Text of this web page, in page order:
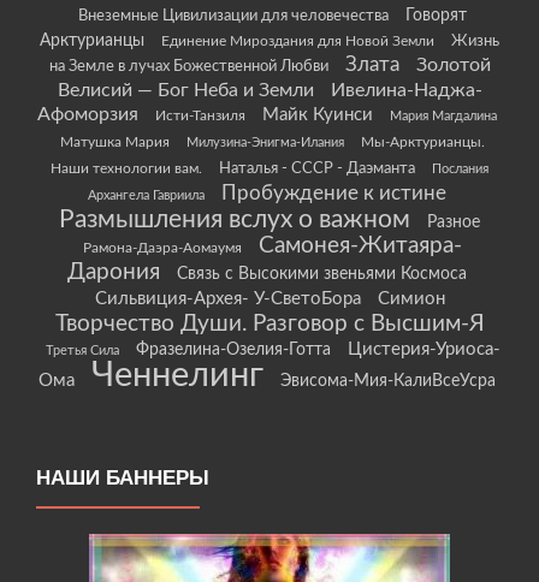
Внеземные Цивилизации для человечества
Говорят
Арктурианцы
Единение Мироздания для Новой Земли
Жизнь
на Земле в лучах Божественной Любви
Злата
Золотой
Велисий — Бог Неба и Земли
Ивелина-Наджа-
Афоморзия
Исти-Танзиля Майк Куинси Мария Магдалина
Матушка Мария Милузина-Энигма-Илания
Мы-Арктурианцы.
Наши технологии вам.
Наталья - СССР - Даэманта
Послания
Архангела Гавриила
Пробуждение к истине
Размышления вслух о важном Разное
Рамона-Даэра-Аомаумя
Самонея-Житаяра-
Дарония
Связь с Высокими звеньями Космоса
Сильвиция-Архея- У-СветоБора Симион
Творчество Души. Разговор с Высшим-Я
Третья Сила Фразелина-Озелия-Готта
Цистерия-Уриоса-
Ома
Ченнелинг Эвисома-Мия-КалиВсеУсра
НАШИ БАННЕРЫ